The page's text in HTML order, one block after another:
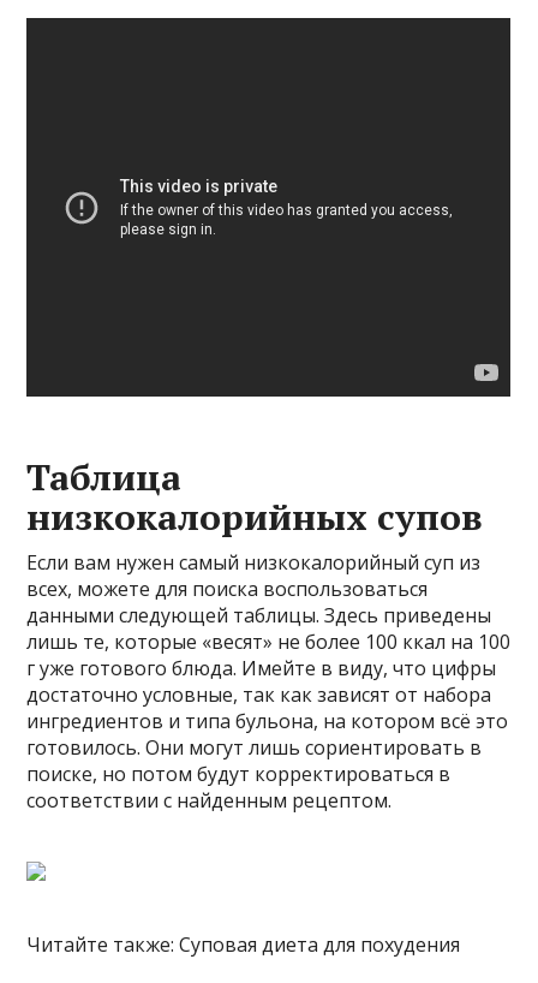
Таблица
низкокалорийных супов
Если вам нужен самый низкокалорийный суп из
всех, можете для поиска воспользоваться
данными следующей таблицы. Здесь приведены
лишь те, которые «весят» не более 100 ккал на 100
г уже готового блюда. Имейте в виду, что цифры
достаточно условные, так как зависят от набора
ингредиентов и типа бульона, на котором всё это
готовилось. Они могут лишь сориентировать в
поиске, но потом будут корректироваться в
соответствии с найденным рецептом.
Читайте также: Суповая диета для похудения